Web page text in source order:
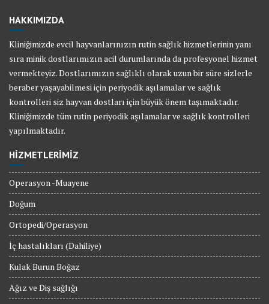
HAKKIMIZDA
Kliniğimizde evcil hayvanlarınızın rutin sağlık hizmetlerinin yanı
sıra minik dostlarımızın acil durumlarında da profesyonel hizmet
vermekteyiz. Dostlarımızın sağlıklı olarak uzun bir süre sizlerle
beraber yaşayabilmesi için periyodik aşılamalar ve sağlık
kontrolleri siz hayvan dostları için büyük önem taşımaktadır.
Kliniğimizde tüm rutin periyodik aşılamalar ve sağlık kontrolleri
yapılmaktadır.
HİZMETLERİMİZ
Operasyon -Muayene
Doğum
Ortopedi/Operasyon
İç hastalıkları (Dahiliye)
Kulak Burun Boğaz
Ağız ve Diş sağlığı